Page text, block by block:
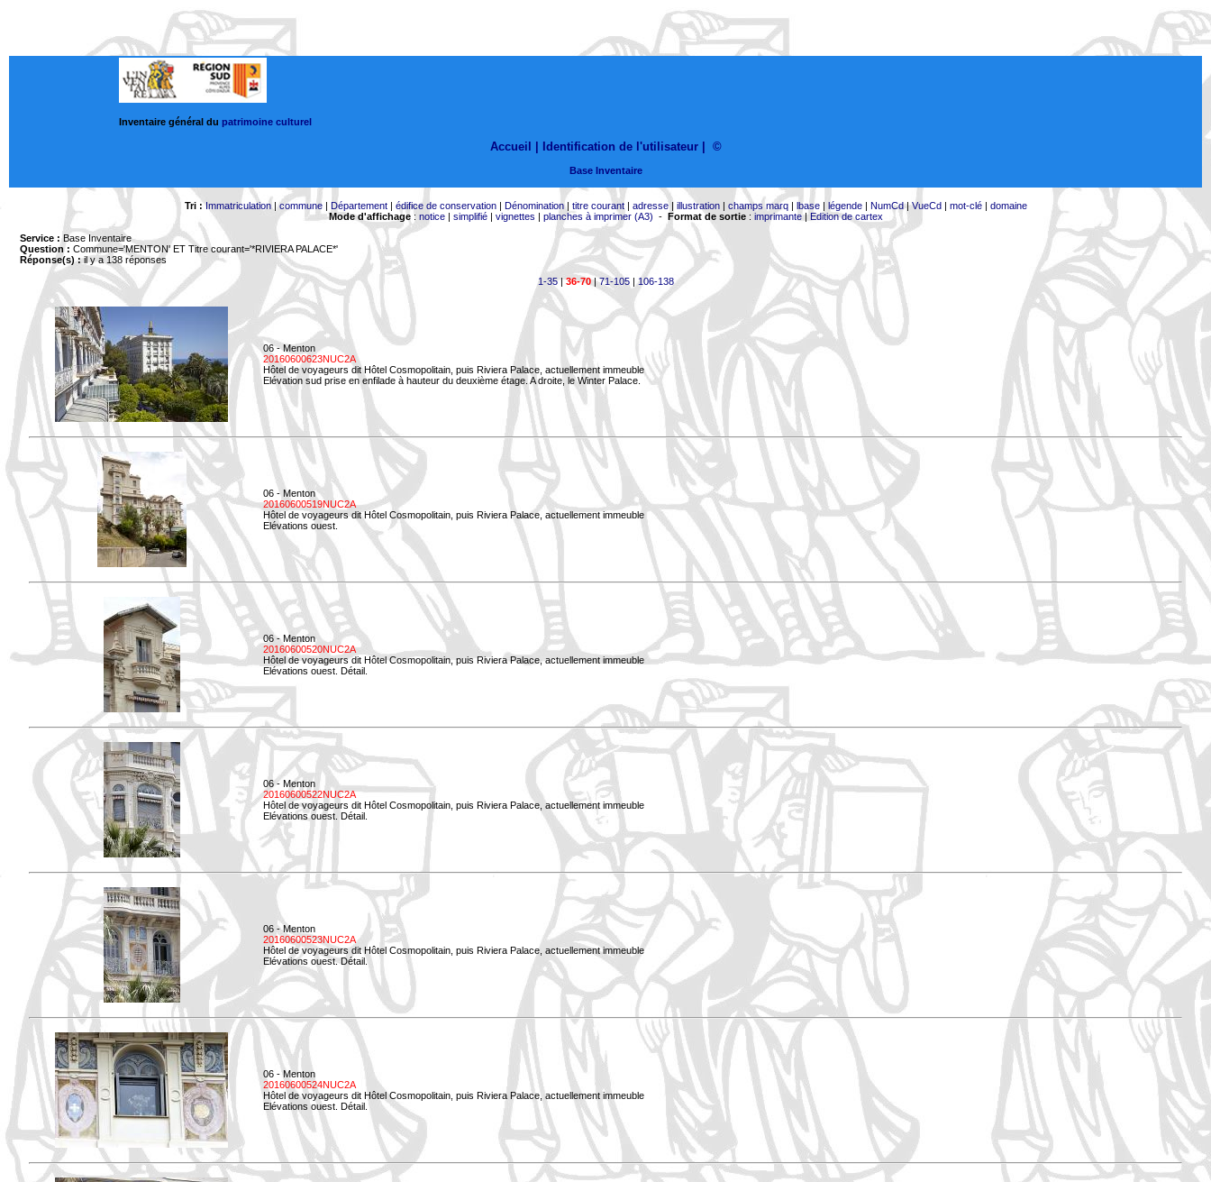
Inventaire général du patrimoine culturel
Accueil | Identification de l'utilisateur ©
Base Inventaire
Tri : Immatriculation|commune| Département| édifice de conservation| Dénomination| titre courant| adresse| illustration| champs marq| lbase| légende| NumCd|VueCd| mot-clé| domaine
Mode d'affichage: notice| simplifié| vignettes | planches à imprimer (A3) - Format de sortie: imprimante|Edition de cartex
Service : Base Inventaire
Question : Commune='MENTON' ET Titre courant='*RIVIERA PALACE*'
Réponse(s) :il y a 138 réponses
1-35|36-70|71-105| 106-138
06 - Menton
20160600623NUC2A
Hôtel de voyageurs dit Hôtel Cosmopolitain, puis Riviera Palace, actuellement immeuble
Elévation sud prise en enfilade à hauteur du deuxième étage. A droite, le Winter Palace.
06 - Menton
20160600519NUC2A
Hôtel de voyageurs dit Hôtel Cosmopolitain, puis Riviera Palace, actuellement immeuble
Elévations ouest.
06 - Menton
20160600520NUC2A
Hôtel de voyageurs dit Hôtel Cosmopolitain, puis Riviera Palace, actuellement immeuble
Elévations ouest. Détail.
06 - Menton
20160600522NUC2A
Hôtel de voyageurs dit Hôtel Cosmopolitain, puis Riviera Palace, actuellement immeuble
Elévations ouest. Détail.
06 - Menton
20160600523NUC2A
Hôtel de voyageurs dit Hôtel Cosmopolitain, puis Riviera Palace, actuellement immeuble
Elévations ouest. Détail.
06 - Menton
20160600524NUC2A
Hôtel de voyageurs dit Hôtel Cosmopolitain, puis Riviera Palace, actuellement immeuble
Elévations ouest. Détail.